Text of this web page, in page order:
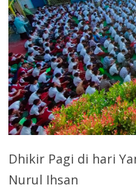
Dhikir Pagi di hari
Nurul Ihsan